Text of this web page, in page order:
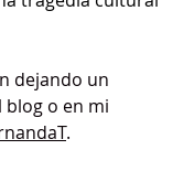
dejando un
o en mi
.